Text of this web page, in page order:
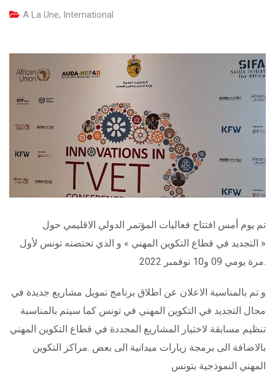
A La Une, International
تم يوم أمس افتتاح فعاليات المؤتمر الدولي الاقليمي حول
« التجديد في قطاع التكوين المهني » و الذي تحتضنه تونس لأول
مرة يومي 09 و10 نوفمبر 2022.
و تم بالمناسبة الاعلان عن اطلاق برنامج تمويل مشاريع جديدة في
مجال التجديد في التكوين المهني في تونس كما سيتم بالمناسبة
تنظيم مسابقة لاختيار المشاريع المجددة في قطاع التكوين المهني
بالاضافة الى برمجة زيارات ميدانية الى بعض .مراكز التكوين
المهني النموذجية بتونس